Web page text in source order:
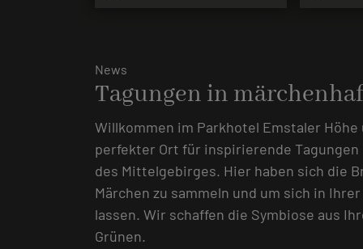
News
Tagungen in
Willkommen im Parkhotel Emstaler
perfekter Ort für inspirierende
des Mittelgebirges. Hier haben sich die
Märchen zu sammeln und um sich in
lassen. Wir schaffen die Symbiose aus
Grünen.